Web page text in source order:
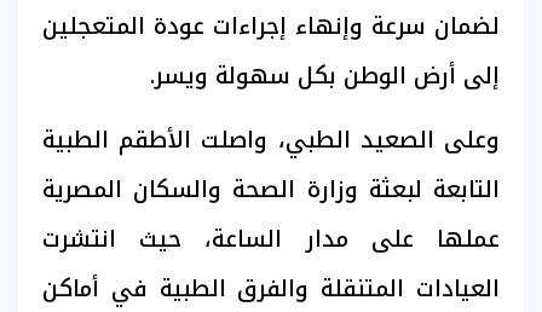
لضمان سرعة وإنهاء إجراءات عودة المتعجلين
إلى أرض الوطن بكل سهولة ويسر.
وعلى الصعيد الطبي، واصلت الأطقم الطبية
التابعة لبعثة وزارة الصحة والسكان المصرية
عملها على مدار الساعة، حيث انتشرت
العيادات المتنقلة والفرق الطبية في أماكن